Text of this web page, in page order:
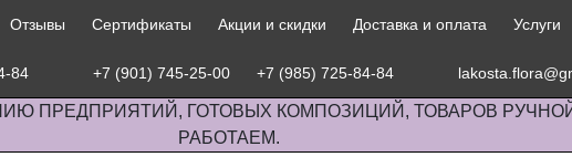
Отзывы Сертификаты Акции и скидки Доставка и оплата Услуги
84 +7 (901) 745-25-00 +7 (985) 725-84-84
ПРЕДПРИЯТИЙ, ГОТОВЫХ КОМПОЗИЦИЙ, ТОВАРОВ
РАБОТАЕМ.